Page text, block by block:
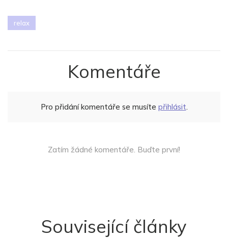
relax
Komentáře
Pro přidání komentáře se musíte přihlásit.
Zatím žádné komentáře. Buďte první!
Související články